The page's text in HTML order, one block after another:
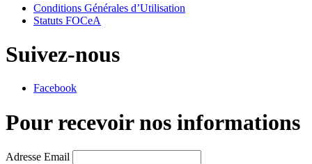
Conditions Générales d’Utilisation
Statuts FOCeA
Suivez-nous
Facebook
Pour recevoir nos informations
Adresse Email